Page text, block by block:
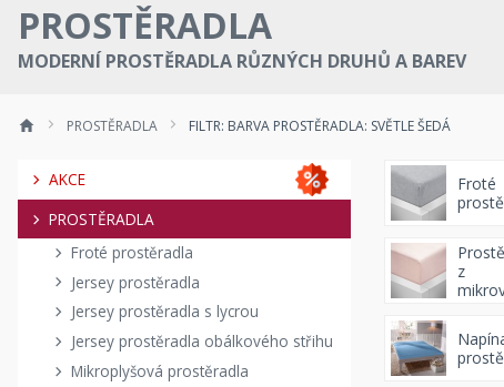
PROSTĚRADLA
MODERNÍ PROSTĚRADLA RŮZNÝCH DRUHŮ A BAREV
PROSTĚRADLA FILTR: BARVA PROSTĚRADLA: SVĚTLE ŠEDÁ
AKCE
PROSTĚRADLA
Froté prostěradla
Jersey prostěradla
Jersey prostěradla s lycrou
Jersey prostěradla obálkového střihu
Mikroplyšová prostěradla
Froté
z